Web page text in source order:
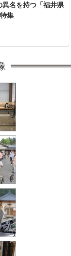
異名を持つ「福井県
集